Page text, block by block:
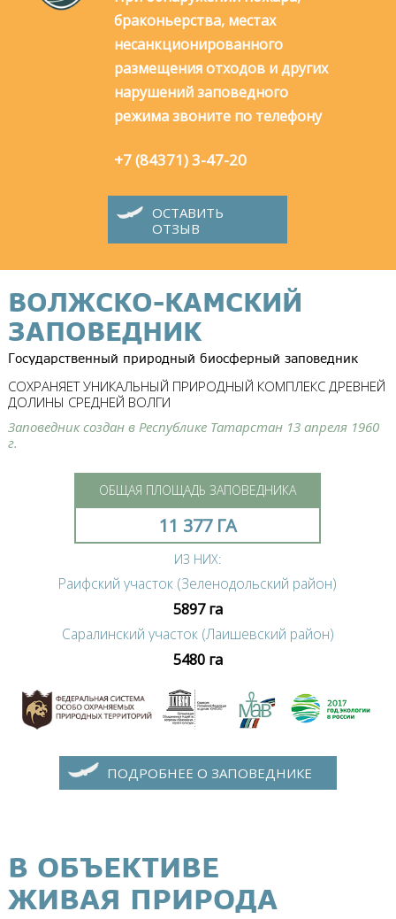
браконьерства, местах
несанкционированного
размещения отходов и других
нарушений заповедного
режима звоните по телефону
+7 (84371) 3-47-20
ОСТАВИТЬ
ОТЗЫВ
ВОЛЖСКО-КАМСКИЙ
ЗАПОВЕДНИК
Государственный природный биосферный заповедник
СОХРАНЯЕТ УНИКАЛЬНЫЙ ПРИРОДНЫЙ КОМПЛЕКС ДРЕВНЕЙ
ДОЛИНЫ СРЕДНЕЙ ВОЛГИ
Заповедник создан в Республике Татарстан 13 апреля 1960
г.
ОБЩАЯ ПЛОЩАДЬ ЗАПОВЕДНИКА
11 377 ГА
ИЗ НИХ:
Раифский участок (Зеленодольский район)
5897 га
Саралинский участок (Лаишевский район)
5480 га
ПОДРОБНЕЕ О ЗАПОВЕДНИКЕ
В ОБЪЕКТИВЕ
ЖИВАЯ ПРИРОДА